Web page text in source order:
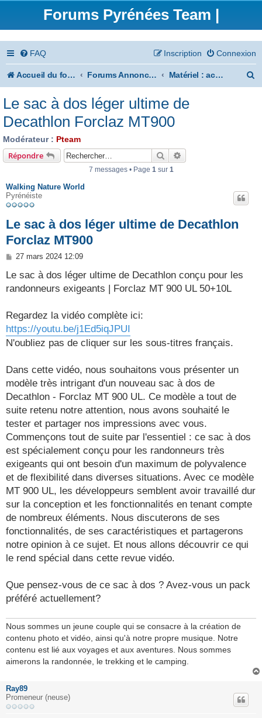
Forums Pyrénées Team |
FAQ Connexion
Inscription
Accueil du forum Forums Annonces Matériel : achats / ventes / conseils
Le sac à dos léger ultime de
Decathlon Forclaz MT900
Modérateur : Pteam
Répondre Rechercher
7 messages • Page 1sur 1
Walking Nature World
Pyrénéiste
Le sac à dos léger ultime de Decathlon
Forclaz MT900
M
s
a
27 mars 2024 12:09
Le sac à dos léger ultime de Decathlon conçu pour les
randonneurs exigeants | Forclaz MT 900 UL 50+10L
Regardez la vidéo complète ici:
https://youtu.be/j1Ed5iqJPUI
N'oubliez pas de cliquer sur les sous-titres français.
Dans cette vidéo, nous souhaitons vous présenter un
modèle très intrigant d'un nouveau sac à dos de
Decathlon - Forclaz MT 900 UL. Ce modèle a tout de
suite retenu notre attention, nous avons souhaité le
tester et partager nos impressions avec vous.
Commençons tout de suite par l'essentiel : ce sac à dos
est spécialement conçu pour les randonneurs très
exigeants qui ont besoin d'un maximum de polyvalence
et de flexibilité dans diverses situations. Avec ce modèle
MT 900 UL, les développeurs semblent avoir travaillé dur
sur la conception et les fonctionnalités en tenant compte
de nombreux éléments. Nous discuterons de ses
fonctionnalités, de ses caractéristiques et partagerons
notre opinion à ce sujet. Et nous allons découvrir ce qui
le rend spécial dans cette revue vidéo.
Que pensez-vous de ce sac à dos ? Avez-vous un pack
préféré actuellement?
Nous sommes un jeune couple qui se consacre à la création de
contenu photo et vidéo, ainsi qu'à notre propre musique. Notre
contenu est lié aux voyages et aux aventures. Nous sommes
aimerons la randonnée, le trekking et le camping.
Ray89
Promeneur (neuse)